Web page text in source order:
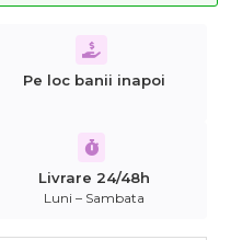
Pe loc banii inapoi
Livrare 24/48h
Luni – Sambata